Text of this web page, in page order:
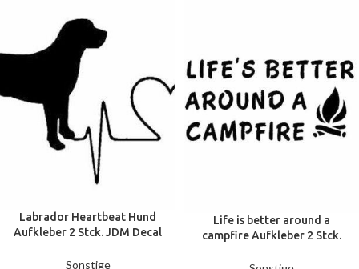
Labrador Heartbeat Hund
Aufkleber 2 Stck. JDM Decal
Sonstige
Life is better around a
campfire Aufkleber 2 Stck.